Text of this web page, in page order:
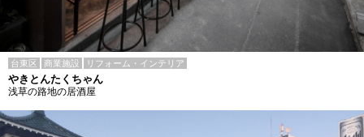
台東区 商業施設 リフォーム・インテリア
やきとんたくちゃん
浅草の路地の居酒屋